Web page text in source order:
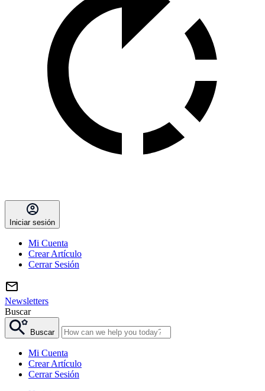
Iniciar sesión
Mi Cuenta
Crear Artículo
Cerrar Sesión
Newsletters
Buscar
Buscar
Mi Cuenta
Crear Artículo
Cerrar Sesión